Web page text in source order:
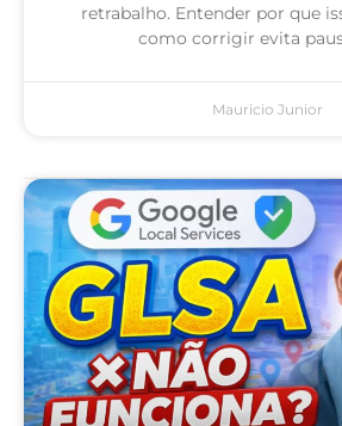
retrabalho. Entender por que
como corrigir evita
Mauricio Junior